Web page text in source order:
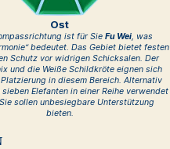
Ost
ist für Sie Fu Wei, was
bedeutet. Das Gebiet bietet festen
Schutz vor widrigen Schicksalen. Der
und die Weiße Schildkröte eignen sich
in diesem Bereich. Alternativ
sieben Elefanten in einer Reihe verwendet
sollen unbesiegbare Unterstützung
bieten.